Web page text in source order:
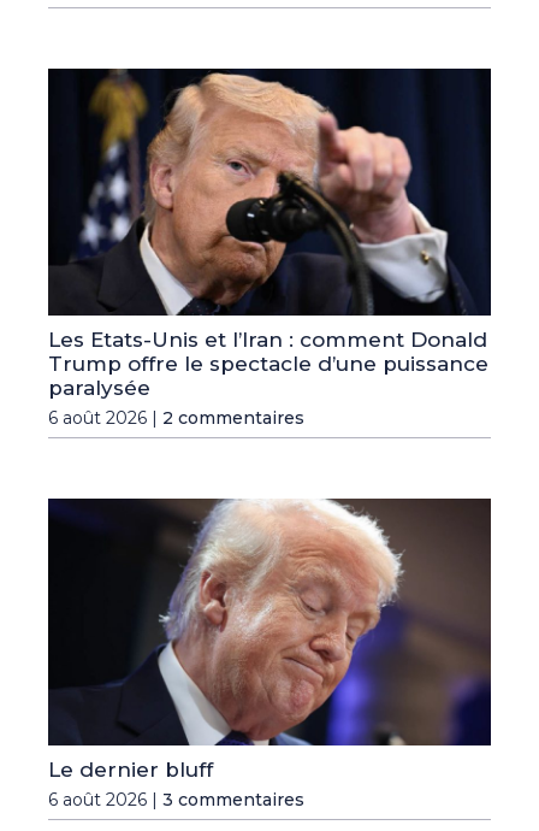
Les Etats-Unis et l’Iran : comment Donald
Trump offre le spectacle d’une puissance
paralysée
6 août 2026 | 2 commentaires
Le dernier bluff
6 août 2026 | 3 commentaires